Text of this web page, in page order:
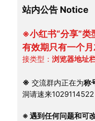
站内公告 Notice
※小红书“分享”类
有效期只有一个月
接类型： 浏览器地址
※ 交流群内正在为称
洞请速来1029114522
※ 遇到任何问题和可